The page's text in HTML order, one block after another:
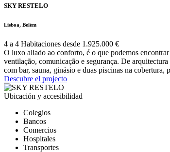
SKY RESTELO
Lisboa, Belém
4 a 4 Habitaciones desde 1.925.000 €
O luxo aliado ao conforto, é o que podemos
ventilação, comunicação e segurança. De
com bar, sauna, ginásio e duas piscinas na
Descubre el projecto
Ubicación y accesibilidad
Colegios
Bancos
Comercios
Hospitales
Transportes